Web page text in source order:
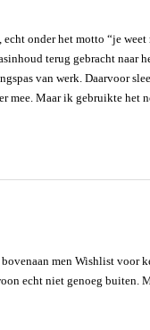
onder het motto “je
terug gebracht naar
van werk. Daarvoor
mee. Maar ik gebruikte het
men Wishlist voor
echt niet genoeg buiten.